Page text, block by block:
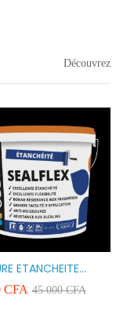
Découvrez
ETANCHEITE
SEAFLEX 20KG
ROUGE BLANC
GRIS
CFA 45 000CFA